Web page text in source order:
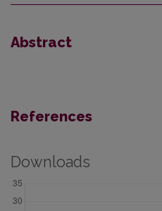
Abstract
References
Downloads